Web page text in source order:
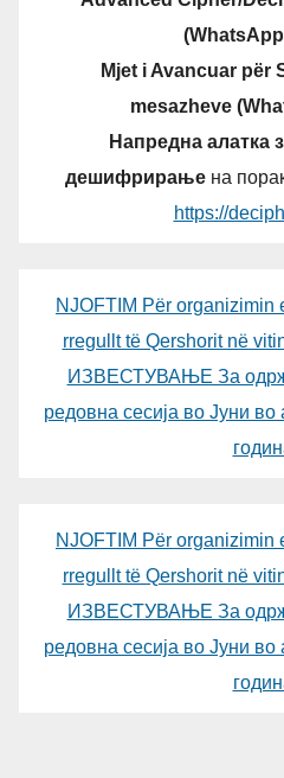
Mjet i Avancuar për
mesazheve
Напредна
дешифрирањена
https://
NJOFTIM Për organizimin
rregullt të Qershorit në
ИЗВЕСТУВАЊЕ За
редовна сесија во Јуни
NJOFTIM Për organizimin
rregullt të Qershorit në
ИЗВЕСТУВАЊЕ За
редовна сесија во Јуни